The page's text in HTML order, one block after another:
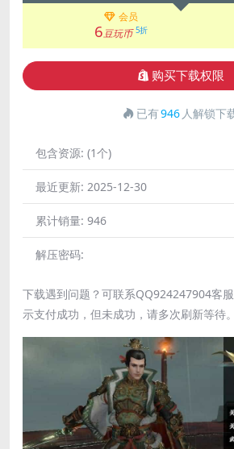
会员
6豆玩币 5折
购买下载权限
已有946 人解锁下
包含资源: (1个)
最近更新: 2025-12-30
累计销量: 946
解压密码:
下载遇到问题？可联系QQ924247904客
示支付成功，但未成功，请多次刷新等待